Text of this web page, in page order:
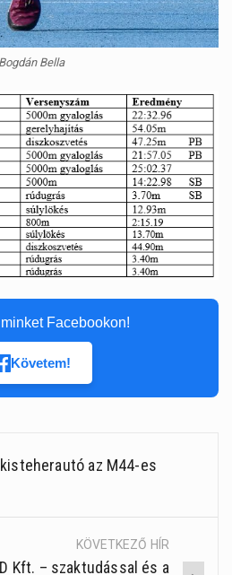
Bogdán Bella
Facebookon!
Követem!
az M44-es
KÖVETKEZŐ HÍR
Kft. – szaktudással és a